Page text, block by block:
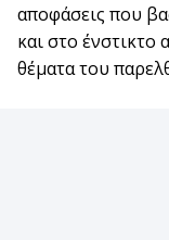
αποφάσεις που
και στο ένστικτο
θέματα του